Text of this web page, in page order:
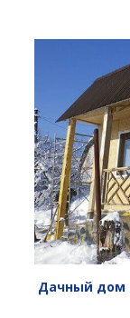
Дачный дом